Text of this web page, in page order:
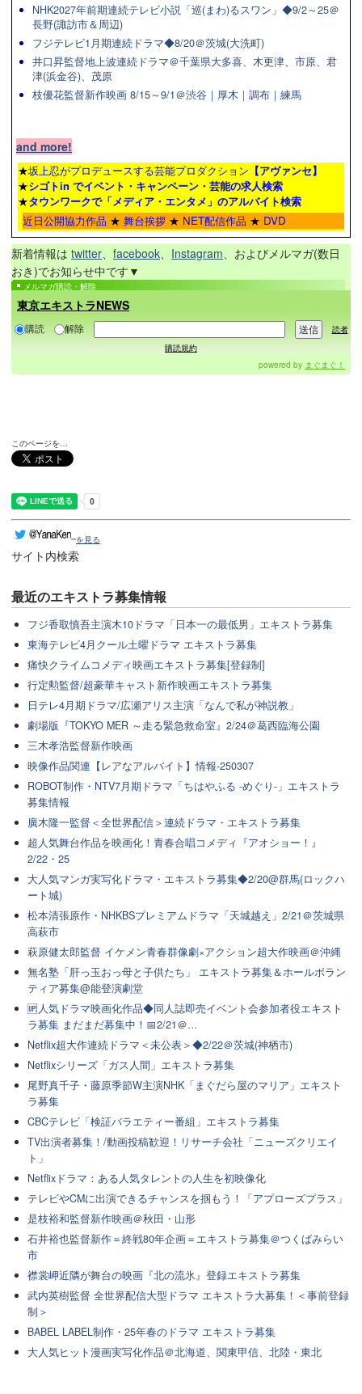
NHK2027年前期連続テレビ小説「巡(まわ)るスワン」◆9/2～25＠
長野(諏訪市＆周辺)
フジテレビ1月期連続ドラマ◆8/20＠茨城(大洗町)
井口昇監督地上波連続ドラマ＠千葉県大多喜、木更津、市原、君
津(浜金谷)、茂原
枝優花監督新作映画 8/15～9/1＠渋谷｜厚木｜調布｜練馬
and more!
★坂上忍がプロデュースする芸能プロダクション 【アヴァンセ】
★シゴトin でイベント・キャンペーン・芸能の求人検索
★タウンワークで「メディア・エンタメ」のアルバイト検索
近日公開協力作品 ★ 舞台挨拶 ★ NET配信作品 ★ DVD
新着情報は twitter、 facebook、 Instagram、およびメルマガ(数日
おき)でお知らせ中です▼
メルマガ購読・解除
東京エキストラNEWS
購読 解除
読者
購読規約
powered by まぐまぐ！
このページを…
を見る
サイト内検索
最近のエキストラ募集情報
フジ香取慎吾主演木10ドラマ「日本一の最低男」エキストラ募集
東海テレビ4月クール土曜ドラマ エキストラ募集
痛快クライムコメディ映画エキストラ募集[登録制]
行定勲監督/超豪華キャスト新作映画エキストラ募集
日テレ4月期ドラマ/広瀬アリス主演「なんで私が神説教」
劇場版『TOKYO MER ～走る緊急救命室』2/24＠葛西臨海公園
三木孝浩監督新作映画
映像作品関連【レアなアルバイト】情報-250307
ROBOT制作・NTV7月期ドラマ「ちはやふる -めぐり-」エキストラ
募集情報
廣木隆一監督＜全世界配信＞連続ドラマ・エキストラ募集
超人気舞台作品を映画化！青春合唱コメディ『アオショー！』
2/22・25
大人気マンガ実写化ドラマ・エキストラ募集◆2/20@群馬(ロックハ
ート城)
松本清張原作・NHKBSプレミアムドラマ「天城越え」2/21＠茨城県
高萩市
萩原健太郎監督 イケメン青春群像劇×アクション超大作映画＠沖縄
無名塾「肝っ玉おっ母と子供たち」 エキストラ募集＆ホールボラン
ティア募集@能登演劇堂
🆙人気ドラマ映画化作品◆同人誌即売イベント会参加者役エキスト
ラ募集 まだまだ募集中！📅2/21＠…
Netflix超大作連続ドラマ＜未公表＞◆2/22＠茨城(神栖市)
Netflixシリーズ「ガス人間」エキストラ募集
尾野真千子・藤原季節W主演NHK「まぐだら屋のマリア」エキスト
ラ募集
CBCテレビ「検証バラエティー番組」エキストラ募集
TV出演者募集！/動画投稿歓迎！リサーチ会社「ニューズクリエイ
ト」
Netflixドラマ：ある人気タレントの人生を初映像化
テレビやCMに出演できるチャンスを掴もう！「アプローズプラス」
是枝裕和監督新作映画＠秋田・山形
石井裕也監督新作＝終戦80年企画＝エキストラ募集＠つくばみらい
市
襟裳岬近隣が舞台の映画『北の流氷』登録エキストラ募集
武内英樹監督 全世界配信大型ドラマ エキストラ大募集！＜事前登録
制＞
BABEL LABEL制作・25年春のドラマ エキストラ募集
大人気ヒット漫画実写化作品＠北海道、関東甲信、北陸・東北